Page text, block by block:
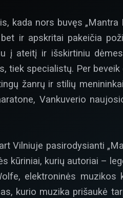
kada nors buvęs
ir apskritai pakeičia
į ateitį ir išskirtiniu
tiek specialistų. Per
žanrų ir stilių
Vankuverio
Vilniuje pasirodysianti
kūriniai, kurių autoriai –
elektroninės
kurio muzika prišaukė